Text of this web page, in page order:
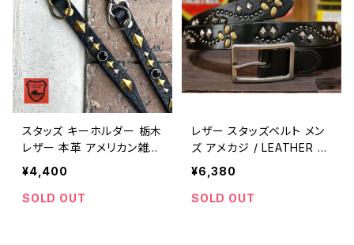
スタッズ キーホルダー 栃木
レザー 本革 アメリカン雑貨
キーリング アメカジ 日本製
/ Studded Leather Keyc
hain Made in Japan gen
¥4,400
SOLD OUT
レザー スタッズベルト メン
ズ アメカジ / LEATHER S
TUDS BELT mens belt a
merican casual 【G125】
¥6,380
SOLD OUT